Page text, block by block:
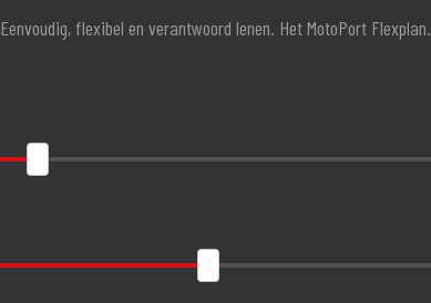
Eenvoudig, flexibel en verantwoord lenen. Het MotoPort Flexplan.